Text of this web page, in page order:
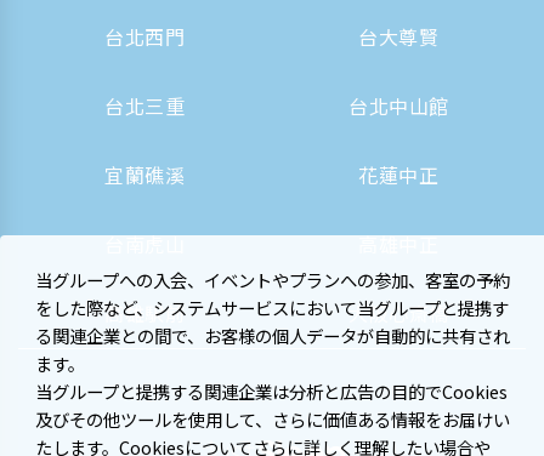
台北西門 台大尊賢
台北三重 台北中山館
宜蘭礁溪 花蓮中正
台南虎山 高雄中正
高雄駅前 大阪心斎橋
当グループへの入会、イベントやプランへの参加、客室の予約
をした際など、システムサービスにおいて当グループと提携す
る関連企業との間で、お客様の個人データが自動的に共有され
ます。
当グループと提携する関連企業は分析と広告の目的でCookies
及びその他ツールを使用して、さらに価値ある情報をお届けい
たします。Cookiesについてさらに詳しく理解したい場合や